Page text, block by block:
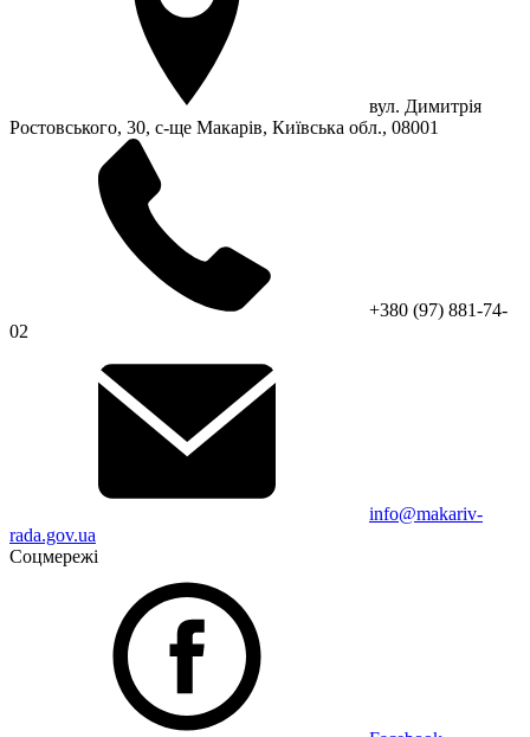
вул. Димитрія
Ростовського, 30, с-ще Макарів, Київська обл., 08001
+380 (97) 881-74-
02
info@makariv-
rada.gov.ua
Соцмережі